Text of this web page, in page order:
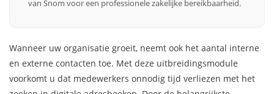
van Snom voor een professionele zakelijke bereikbaarheid.
Wanneer uw organisatie groeit, neemt ook het aantal interne
en externe contacten toe. Met deze uitbreidingsmodule
voorkomt u dat medewerkers onnodig tijd verliezen met het